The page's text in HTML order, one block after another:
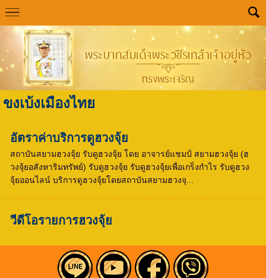
ขงเบ้งเมืองไทย
อัตราค่าบริการดูฮวงจุ้ย
สถาบันสยามฮวงจุ้ย รับดูฮวงจุ้ย โดย อาจารย์แชมป์ สยามฮวงจุ้ย (ฮ
วงจุ้ยอสังหาริมทรัพย์) รับดูฮวงจุ้ย รับดูฮวงจุ้ยเพื่อเกร็งกำไร รับดูฮวง
จุ้ยออนไลน์ บริการดูฮวงจุ้ยโดยสถาบันสยามฮวงจุ...
วีดีโอรายการฮวงจุ้ย